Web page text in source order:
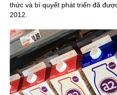
thức và bí quyết phát triển đã
2012.